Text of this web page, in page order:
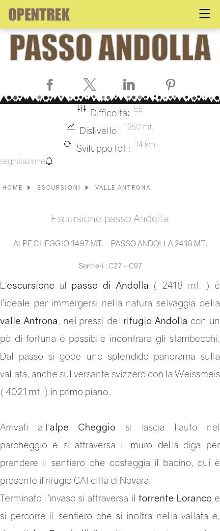
Facebook LinkedIn
Difficoltà: EE
Dislivello: 1250 mt.
Sviluppo tot.: 14 km.
segnalazione
HOME ESCURSIONI VALLE ANTRONA
Escursione passo Andolla
ALPE CHEGGIO 1497 MT. - PASSO ANDOLLA 2418 MT.
Sentieri : C27 - C97
L'escursione al passo di Andolla ( 2418 mt. ) è
l'ideale per immergersi nella natura selvaggia della
valle Antrona, nei pressi del rifugio Andolla con un
pò di fortuna è possibile incontrare gli stambecchi.
Dal passo si gode uno splendido panorama sulla
vallata, anche sul versante svizzero con la Weissmeis
( 4021 mt. ) in primo piano.
Arrivati all'alpe Cheggio si lascia l'auto nel
parcheggio e si attraversa il muro della diga per
prendere il sentiero che costeggia il bacino, qui è
presente il rifugio CAI città di Novara.
Terminato l'invaso si attraversa il torrente Loranco e
si percorre il sentiero che si inoltra nella vallata e,